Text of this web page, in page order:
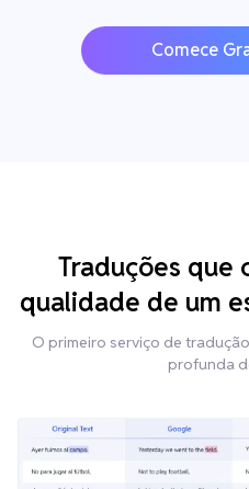
Comece
Traduções que
qualidade de um
O primeiro serviço de
profunda